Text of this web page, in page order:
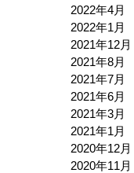
2022年4月
2022年1月
2021年12月
2021年8月
2021年7月
2021年6月
2021年3月
2021年1月
2020年12月
2020年11月